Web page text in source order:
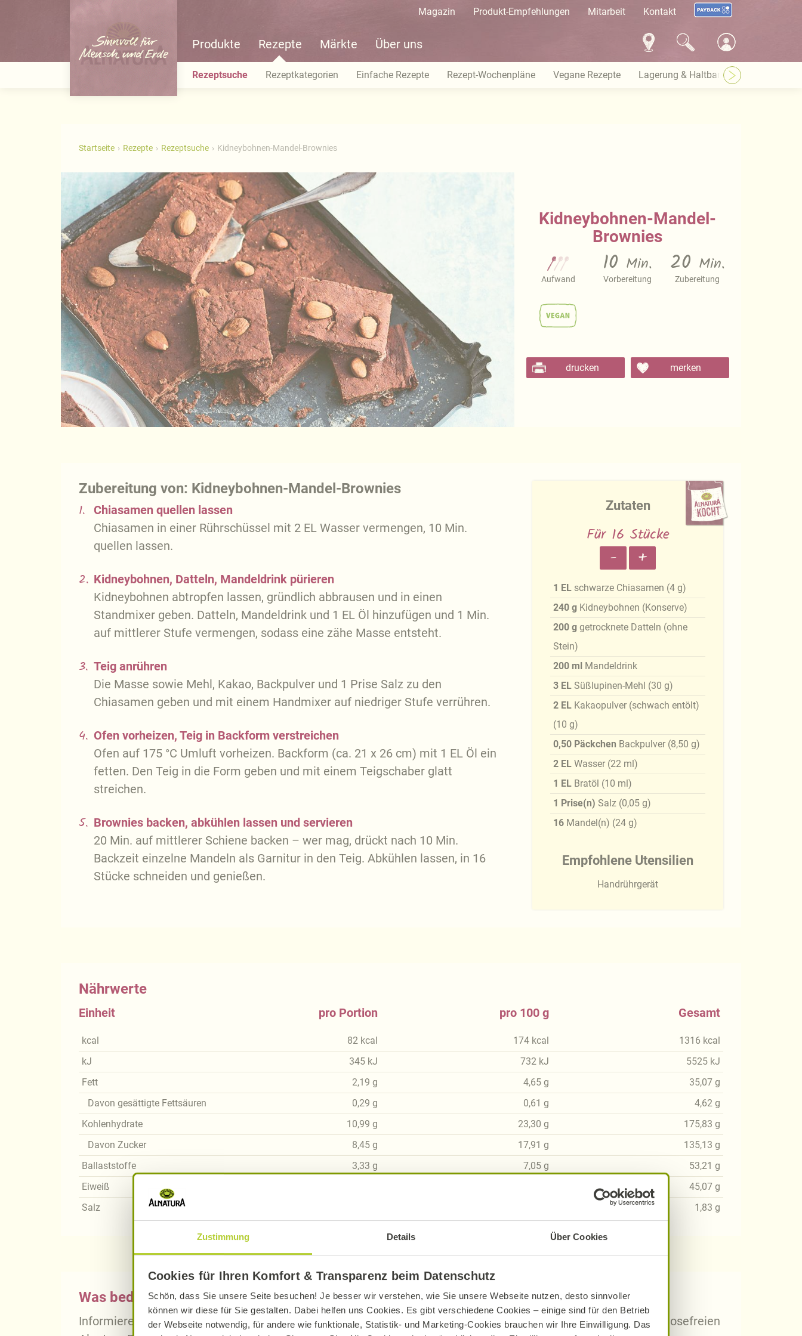
Zustimmung Details Über Cookies
Cookies für Ihren Komfort & Transparenz beim Datenschutz
Schön, dass Sie unsere Seite besuchen! Je besser wir verstehen, wie Sie unsere Webseite nutzen, desto sinnvoller
können wir diese für Sie gestalten. Dabei helfen uns Cookies. Es gibt verschiedene Cookies – einige sind für den Betrieb
der Webseite notwendig, für andere wie funktionale, Statistik- und Marketing-Cookies brauchen wir Ihre Einwilligung. Das
Magazin Produkt-Empfehlungen Mitarbeit Kontakt
Produkte Rezepte Märkte Über uns
Rezeptsuche Rezeptkategorien Einfache Rezepte Rezept-Wochenpläne Vegane Rezepte Lagerung & Haltbarkeit
Startseite Rezepte Rezeptsuche Kidneybohnen-Mandel-Brownies
Kidneybohnen-Mandel-
Brownies
Aufwand
10 Min.
Vorbereitung
20 Min.
Zubereitung
drucken merken
Zubereitung von: Kidneybohnen-Mandel-Brownies
1.
Chiasamen quellen lassen
Chiasamen in einer Rührschüssel mit 2 EL Wasser vermengen, 10 Min.
quellen lassen.
2. Kidneybohnen, Datteln, Mandeldrink pürieren
Kidneybohnen abtropfen lassen, gründlich abbrausen und in einen
Standmixer geben. Datteln, Mandeldrink und 1 EL Öl hinzufügen und 1 Min.
auf mittlerer Stufe vermengen, sodass eine zähe Masse entsteht.
3. Teig anrühren
Die Masse sowie Mehl, Kakao, Backpulver und 1 Prise Salz zu den
Chiasamen geben und mit einem Handmixer auf niedriger Stufe verrühren.
4. Ofen vorheizen, Teig in Backform verstreichen
Ofen auf 175 °C Umluft vorheizen. Backform (ca. 21 x 26 cm) mit 1 EL Öl ein
fetten. Den Teig in die Form geben und mit einem Teigschaber glatt
streichen.
5. Brownies backen, abkühlen lassen und servieren
20 Min. auf mittlerer Schiene backen – wer mag, drückt nach 10 Min.
Backzeit einzelne Mandeln als Garnitur in den Teig. Abkühlen lassen, in 16
Stücke schneiden und genießen.
Zutaten
Für 16 Stücke
- +
1 EL schwarze Chiasamen (4 g)
240 g Kidneybohnen (Konserve)
200 g getrocknete Datteln (ohne
Stein)
200 ml Mandeldrink
3 EL Süßlupinen-Mehl (30 g)
2 EL Kakaopulver (schwach entölt)
(10 g)
0,50 Päckchen Backpulver (8,50 g)
2 EL Wasser (22 ml)
1 EL Bratöl (10 ml)
1 Prise(n) Salz (0,05 g)
16 Mandel(n) (24 g)
Empfohlene Utensilien
Handrührgerät
Nährwerte
Einheit
kcal
kJ
Fett
Davon gesättigte Fettsäuren
Kohlenhydrate
Davon Zucker
Ballaststoffe
Eiweiß
Salz
pro Portion
82 kcal
345 kJ
2,19 g
0,29 g
10,99 g
8,45 g
3,33 g
pro 100 g
174 kcal
732 kJ
4,65 g
0,61 g
23,30 g
17,91 g
7,05 g
Gesamt
1316 kcal
5525 kJ
35,07 g
4,62 g
175,83 g
135,13 g
53,21 g
45,07 g
1,83 g
Was bedeutet vegan, vegetarisch, gluten- und laktosefrei bei Alnatura Rezepten?
Informieren Sie sich über die genaue Erklärung der Kennzeichnung von veganen, vegetarischen, gluten- und laktosefreien